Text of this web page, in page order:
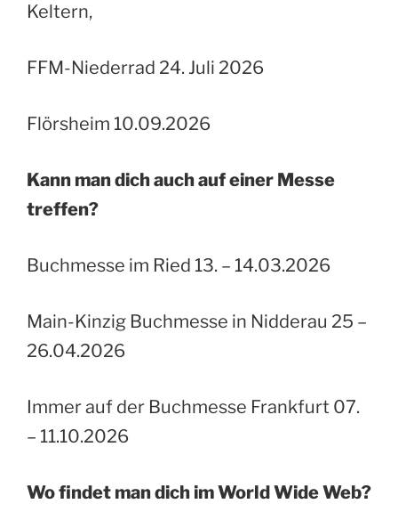
Keltern,
FFM-Niederrad 24. Juli 2026
Flörsheim 10.09.2026
Kann man dich auch auf einer Messe
treffen?
Buchmesse im Ried 13. – 14.03.2026
Main-Kinzig Buchmesse in Nidderau 25 –
26.04.2026
Immer auf der Buchmesse Frankfurt 07.
– 11.10.2026
Wo findet man dich im World Wide Web?